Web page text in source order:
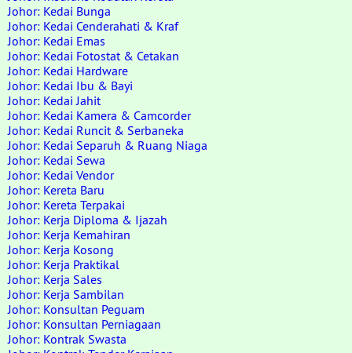
Johor: Kedai Bunga
Johor: Kedai Cenderahati & Kraf
Johor: Kedai Emas
Johor: Kedai Fotostat & Cetakan
Johor: Kedai Hardware
Johor: Kedai Ibu & Bayi
Johor: Kedai Jahit
Johor: Kedai Kamera & Camcorder
Johor: Kedai Runcit & Serbaneka
Johor: Kedai Separuh & Ruang Niaga
Johor: Kedai Sewa
Johor: Kedai Vendor
Johor: Kereta Baru
Johor: Kereta Terpakai
Johor: Kerja Diploma & Ijazah
Johor: Kerja Kemahiran
Johor: Kerja Kosong
Johor: Kerja Praktikal
Johor: Kerja Sales
Johor: Kerja Sambilan
Johor: Konsultan Peguam
Johor: Konsultan Perniagaan
Johor: Kontrak Swasta